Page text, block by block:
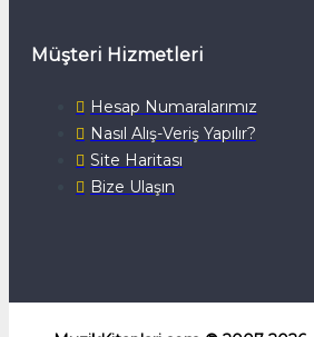
Müşteri Hizmetleri
Hesap Numaralarımız
Nasıl Alış-Veriş Yapılır?
Site Haritası
Bize Ulaşın